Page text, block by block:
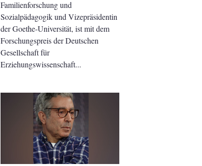
Familienforschung und
Sozialpädagogik und Vizepräsidentin
der Goethe-Universität, ist mit dem
Forschungspreis der Deutschen
Gesellschaft für
Erziehungswissenschaft